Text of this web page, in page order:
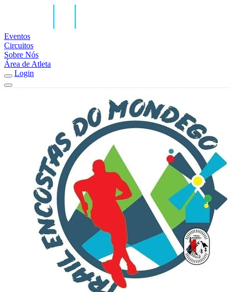
Eventos
Circuitos
Sobre Nós
Área de Atleta
Login